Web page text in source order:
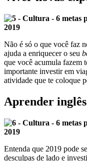
Não é só o que você faz
ajuda a enriquecer o seu
que você acumula fazem
importante investir em
atividade que te coloque
Aprender inglês
Entenda que 2019 pode
desculpas de lado e